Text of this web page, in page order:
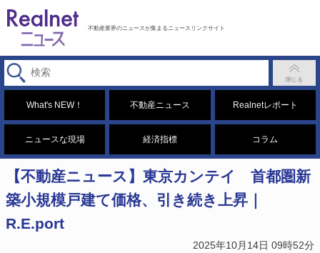
不動産業界のニュースが集まるニュースリンクサイト
What's NEW！ 不動産ニュース Realnetレポート
ニュースな現場 経済指標 コラム
【不動産ニュース】東京カンテイ 首都圏新
築小規模戸建て価格、引き続き上昇｜
R.E.port
2025年10月14日 09時52分